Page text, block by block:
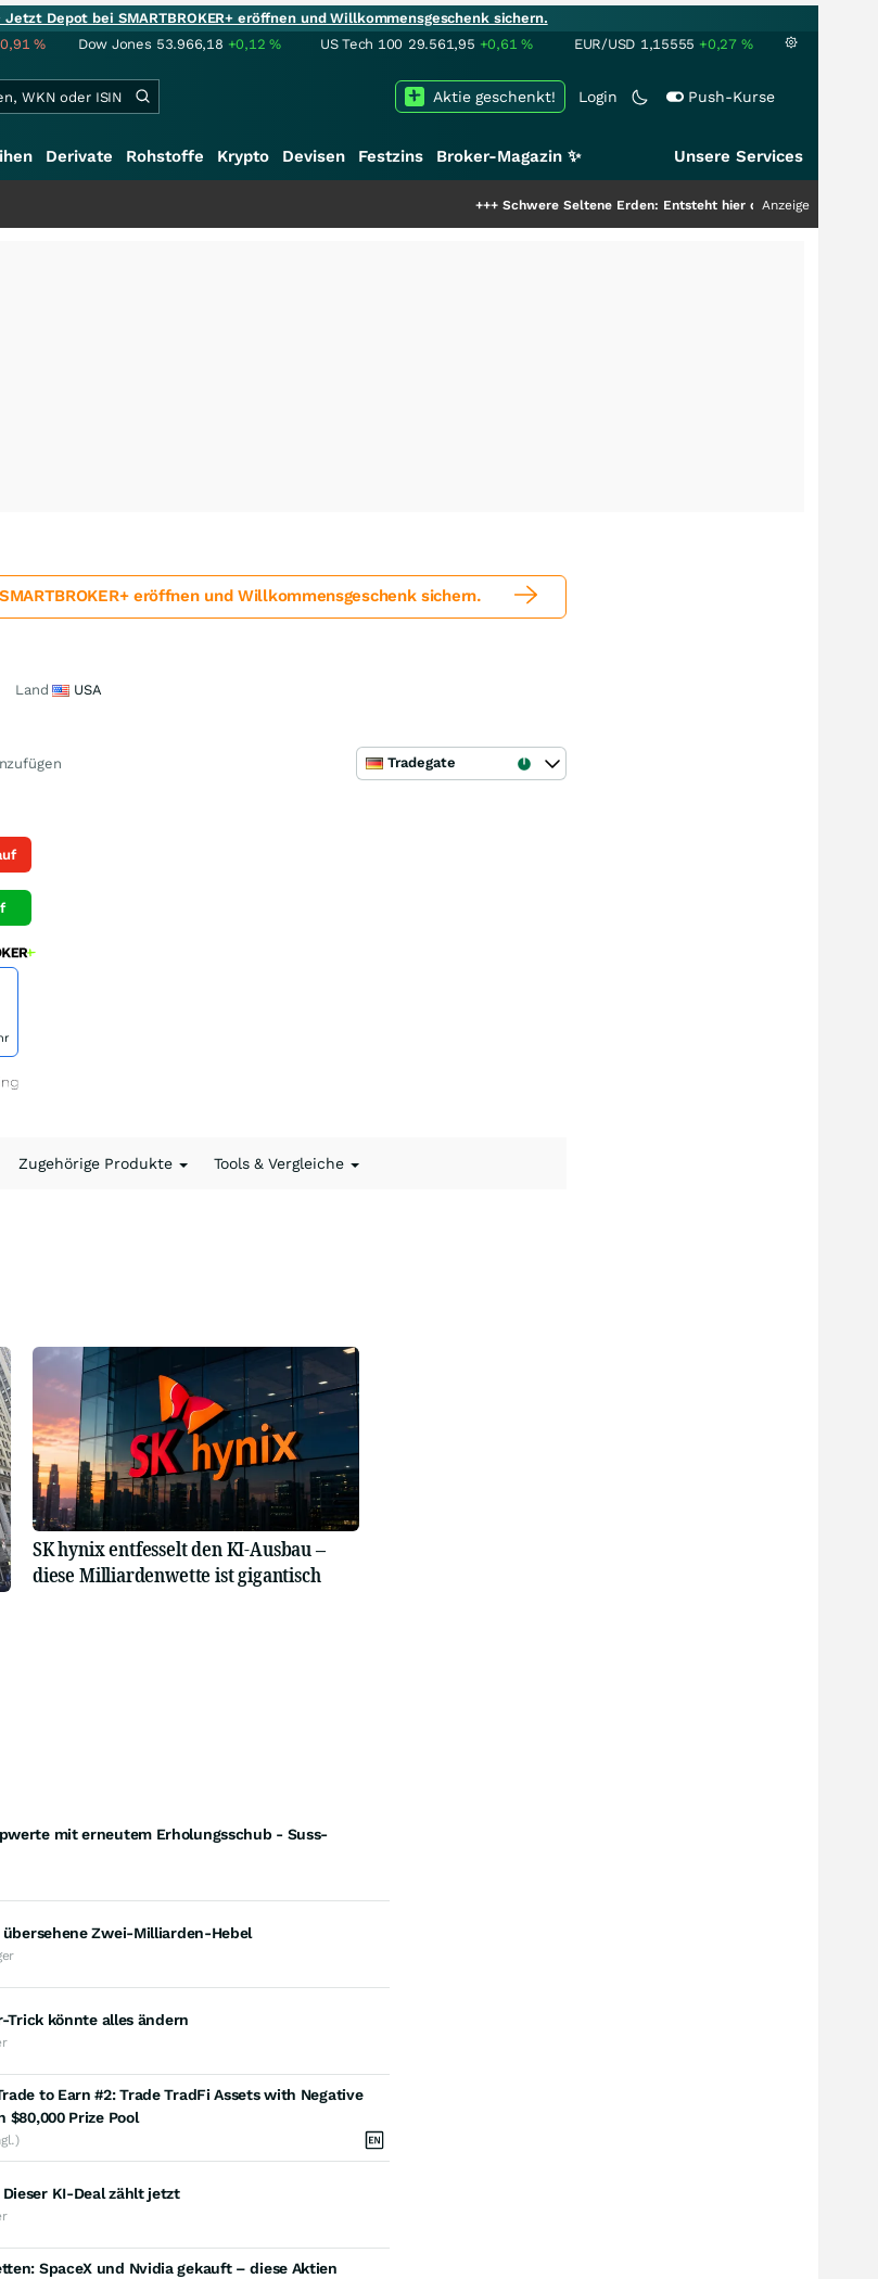
Jetzt Depot bei SMARTBROKER+ eröffnen und Willkommensgeschenk sichern.
% Dow Jones 53.966,18 +0,12% US Tech 100 29.561,95 +0,61% EUR/USD 1,15555 +0,27 %
Login Push-Kurse
Aktie geschenkt!
Derivate Rohstoffe Krypto Devisen Festzins Broker-Magazin ✨ Unsere Services
Schwere Seltene Erden: Entsteht hier die nächste Milliardenstory?
Anzeige
eröffnen und Willkommensgeschenk sichern.
Land USA
Tradegate
Zugehörige Produkte Tools & Vergleiche
SK hynix entfesselt den KI-Ausbau –
diese Milliardenwette ist gigantisch
mit erneutem Erholungsschub - Suss-
übersehene Zwei-Milliarden-Hebel
Trick könnte alles ändern
to Earn #2: Trade TradFi Assets with Negative
$80,000 Prize Pool
Dieser KI-Deal zählt jetzt
SpaceX und Nvidia gekauft – diese Aktien